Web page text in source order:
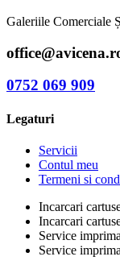
Galeriile Comerciale
0752 069 909
Legaturi
Servicii
Contul meu
Termeni si
Incarcari
Incarcari
Service
Service